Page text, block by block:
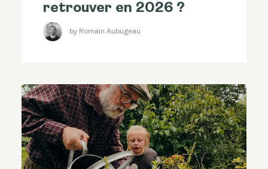
retrouver en 2026 ?
by Romain Aubugeau